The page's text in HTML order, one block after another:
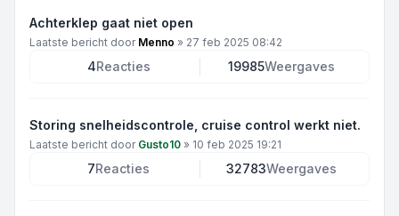
Achterklep gaat niet open
Laatste bericht door Menno » 27 feb 2025 08:42
4Reacties 19985Weergaves
Storing snelheidscontrole, cruise control werkt niet.
Laatste bericht door Gusto10 » 10 feb 2025 19:21
7Reacties 32783Weergaves